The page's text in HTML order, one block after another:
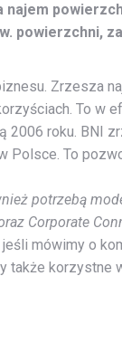
powierzchni,
Zrzesza
To w
roku. BNI
Polsce. To
potrzebą
Corporate
mówimy o